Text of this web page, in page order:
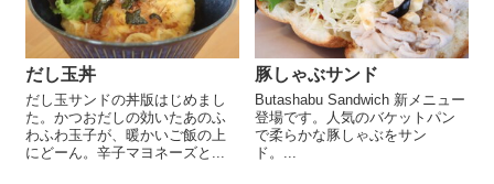
だし玉丼
だし玉サンドの丼版はじめまし
た。かつおだしの効いたあのふ
わふわ玉子が、暖かいご飯の上
にどーん。辛子マヨネーズと...
豚しゃぶサンド
Butashabu Sandwich 新メニュー
登場です。人気のバケットパン
で柔らかな豚しゃぶをサン
ド。...